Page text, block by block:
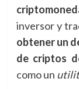
inversor y
obtener un
de criptos
como un